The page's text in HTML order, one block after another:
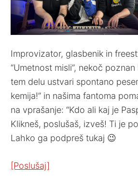
Improvizator, glasbenik in
“Umetnost misli”, nekoč
tem delu ustvari spontano
kemija!” in našima fantoma
na vprašanje: “Kdo ali kaj je
Klikneš, poslušaš, izveš! Ti je
Lahko ga podpreš tukaj 😉
[Poslušaj]